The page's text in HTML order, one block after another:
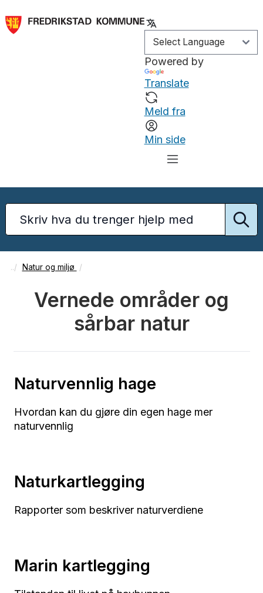
Powered by
Translate
Meld fra
Min side
Natur og miljø
Vernede områder og
sårbar natur
Naturvennlig hage
Hvordan kan du gjøre din egen hage mer
naturvennlig
Naturkartlegging
Rapporter som beskriver naturverdiene
Marin kartlegging